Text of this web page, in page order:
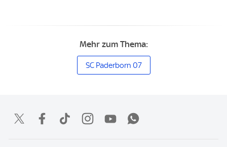
Mehr zum Thema:
SC Paderborn 07